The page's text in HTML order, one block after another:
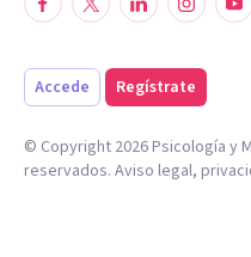
Accede Regístrate
© Copyright 2026Psicología y
reservados. Aviso legal,